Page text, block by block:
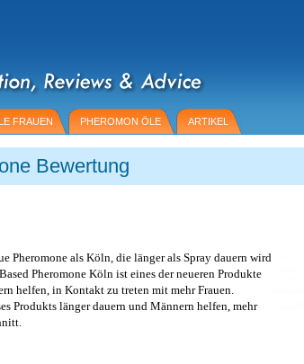
FRAUEN PHEROMON ÖLE ARTIKEL
Bewertung
Pheromone als Köln, die länger als Spray dauern wird
Pheromone Köln ist eines der neueren Produkte
helfen, in Kontakt zu treten mit mehr Frauen.
Produkts länger dauern und Männern helfen, mehr